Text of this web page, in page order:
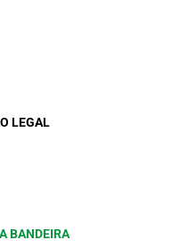
LEGAL
BANDEIRA